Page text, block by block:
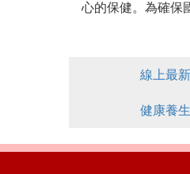
心的保健。為確保
線上最新
健康養生